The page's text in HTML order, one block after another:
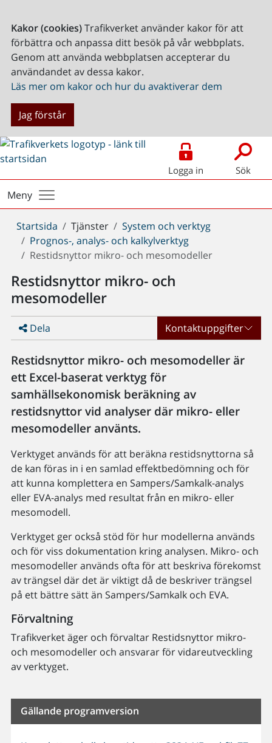
Kakor (cookies)Trafikverket använder kakor för att
förbättra och anpassa ditt besök på vår webbplats.
Genom att använda webbplatsen accepterar du
användandet av dessa kakor.
Läs mer om kakor och hur du avaktiverar dem
Jag förstår
Logga in Sök
Meny
Du
är
här:
Startsida Tjänster
System och verktyg
Prognos-, analys- och kalkylverktyg
Restidsnyttor mikro- och mesomodeller
Restidsnyttor mikro- och
mesomodeller
Dela Kontaktuppgifter
Restidsnyttor mikro- och mesomodeller är
ett Excel-baserat verktyg för
samhällsekonomisk beräkning av
restidsnyttor vid analyser där mikro- eller
mesomodeller använts.
Verktyget används för att beräkna restidsnyttorna så
de kan föras in i en samlad effektbedömning och för
att kunna komplettera en Sampers/Samkalk-analys
eller EVA-analys med resultat från en mikro- eller
mesomodell.
Verktyget ger också stöd för hur modellerna används
och för viss dokumentation kring analysen. Mikro- och
mesomodeller används ofta för att beskriva förekomst
av trängsel där det är viktigt då de beskriver trängsel
på ett bättre sätt än Sampers/Samkalk och EVA.
Förvaltning
Trafikverket äger och förvaltar Restidsnyttor mikro-
och mesomodeller och ansvarar för vidareutveckling
av verktyget.
Gällande programversion